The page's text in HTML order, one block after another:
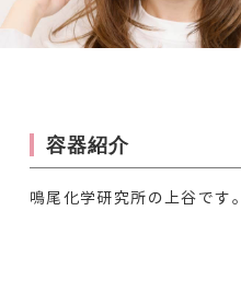
容器紹介
鳴尾化学研究所の上谷です。